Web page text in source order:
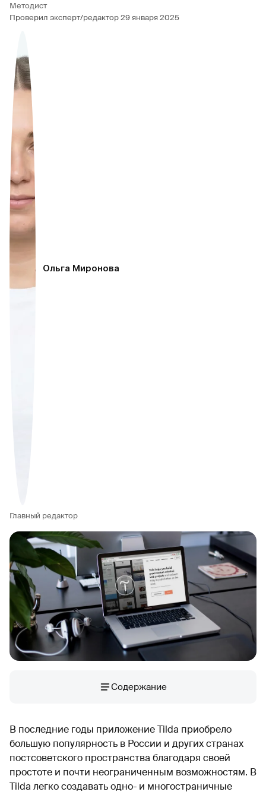
Методист
Проверил эксперт/редактор29 января 2025
Ольга Миронова
Главный редактор
Содержание
В последние годы приложение Tilda приобрело
большую популярность в России и других странах
постсоветского пространства благодаря своей
простоте и почти неограниченным возможностям. В
Tilda легко создавать одно- и многостраничные